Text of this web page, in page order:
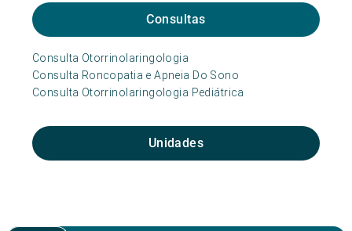
Consultas
Consulta Otorrinolaringologia
Consulta Roncopatia e Apneia Do Sono
Consulta Otorrinolaringologia Pediátrica
Unidades